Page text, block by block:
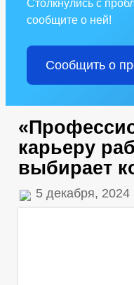
Столкнулись с
сообщите о ней!
Сообщить о
карьеру
выбирает
5 декабря, 2024